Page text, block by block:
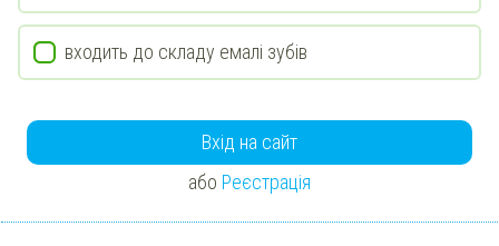
входить до складу емалі зубів
Вхід на сайт
або Реєстрація